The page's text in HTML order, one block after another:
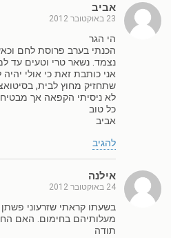
אביב
23 באוקטובר 2012
הי הגר
הכנתי בערב פרוסת לחם
נצמד. נשאר טרי וטעים עד
אני כותבת זאת כי אולי
שתחזיק מחוץ לבית,
לא ניסיתי הקפאה אך
כל טוב
אביב
להגיב
אילנה
24 באוקטובר 2012
בשעתו קראתי שזרעוני
מעלותיהם בחימום. האם
תודה